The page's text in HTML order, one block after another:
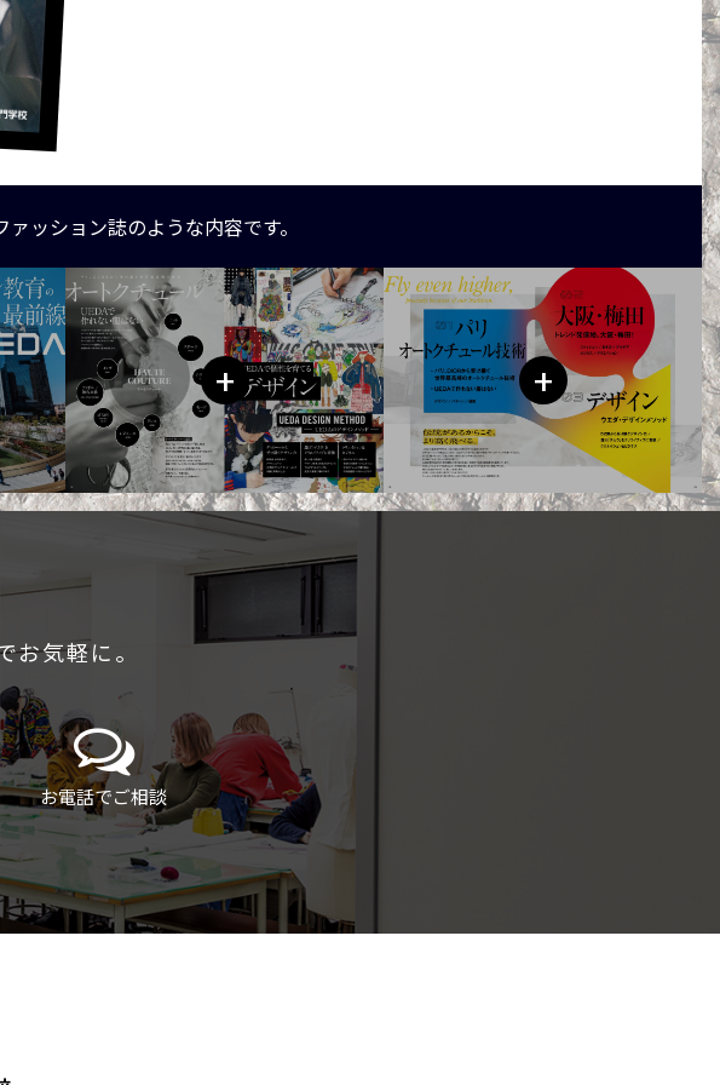
ッション誌のような内容です。
+ +
気軽に。
お電話でご相談